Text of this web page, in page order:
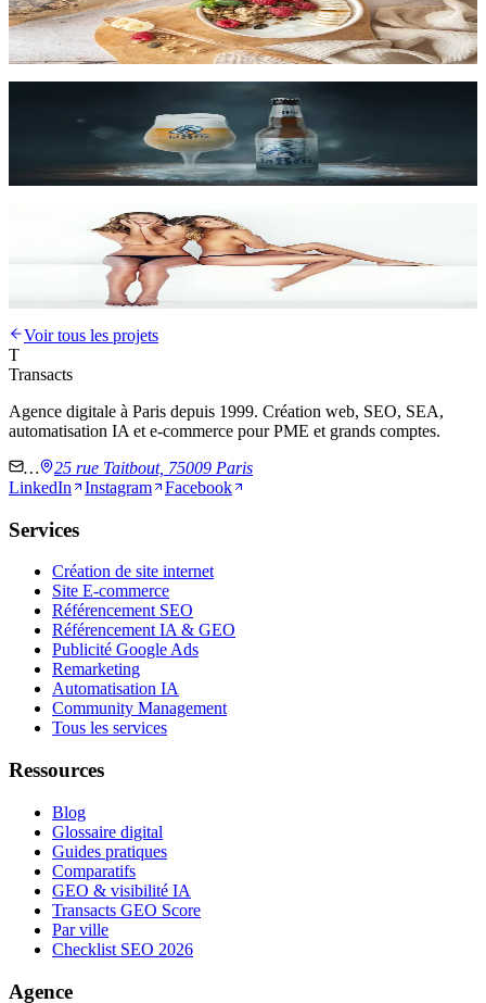
Favrichon
Alimentation saine
Bière de caractère
SEO
Institut de beauté
Voir tous les projets
T
Transacts
Agence digitale à Paris depuis 1999. Création web, SEO, SEA,
automatisation IA et e-commerce pour PME et grands comptes.
…
25 rue Taitbout, 75009 Paris
LinkedIn
Instagram Facebook
Services
Création de site internet
Site E-commerce
Référencement SEO
Référencement IA & GEO
Publicité Google Ads
Remarketing
Automatisation IA
Community Management
Tous les services
Ressources
Blog
Glossaire digital
Guides pratiques
Comparatifs
GEO & visibilité IA
Transacts GEO Score
Par ville
Checklist SEO 2026
Agence